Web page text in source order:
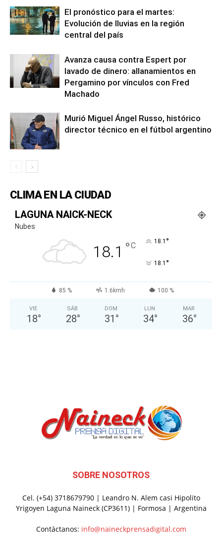
El pronóstico para el martes:
Evolución de lluvias en la región
central del país
Avanza causa contra Espert por
lavado de dinero: allanamientos en
Pergamino por vínculos con Fred
Machado
Murió Miguel Ángel Russo, histórico
director técnico en el fútbol argentino
CLIMA EN LA CIUDAD
LAGUNA NAICK-NECK
Nubes
18.1 °C 18.1 °
18.1 °
85 % 1.6kmh 100 %
VIE
18°
SÁB
28°
DOM
31 °
LUN
34°
MAR
36°
SOBRE NOSOTROS
Cel. (+54) 3718679790 | Leandro N. Alem casi Hipolito
Yrigoyen Laguna Naineck (CP3611) | Formosa | Argentina
Contáctanos: info@naineckprensadigital.com